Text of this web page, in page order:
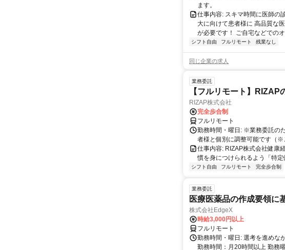
ます。
仕事内容: スキマ時間に医師の
大に向けて患者様に 高品質な
が必要です！ ご自宅などでの
シフト自由 フルリモート 残業なし
同じ企業の求人
業務委託
【フルリモート】RIZAP
RIZAP株式会社
完全歩合制
フルリモート
勤務時間・曜日: ※業務委託の
者様と個別に調整可能です（※
仕事内容: RIZAP株式会社健康
慣を身につけられるよう「特
シフト自由 フルリモート 完全歩合制
業務委託
医療医薬品の作成要領に
株式会社EdgeX
時給3,000円以上
フルリモート
勤務時間・曜日: 選考を進めな
勤務時間：月20時間以上 勤務